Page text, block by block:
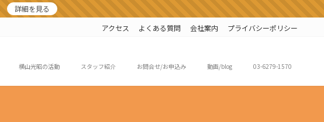
詳細を見る
アクセス よくある質問 会社案内 プライバシーポリシー
横山光昭の活動 スタッフ紹介 お問合せ/お申込み 動画/blog 03-6279-1570